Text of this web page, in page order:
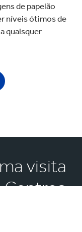
de papelão
níveis ótimos de
quaisquer
visita
Centros